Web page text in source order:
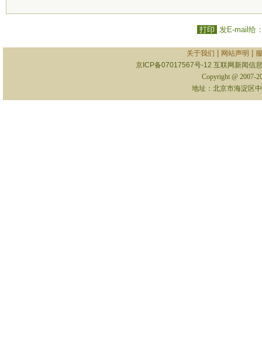
打印 发E-mail给
关于我们 网站声明
京ICP备07017567号-12 互联网新闻信
Copyright @ 2007-
地址：北京市海淀区